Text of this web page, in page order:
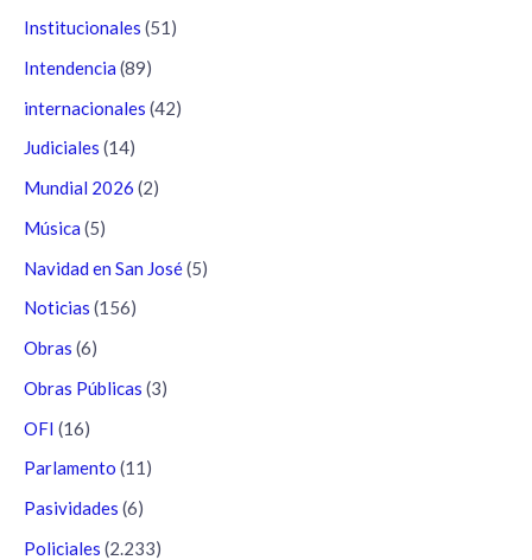
Institucionales (51)
Intendencia (89)
internacionales (42)
Judiciales (14)
Mundial 2026 (2)
Música (5)
Navidad en San José(5)
Noticias (156)
Obras (6)
Obras Públicas (3)
OFI (16)
Parlamento (11)
Pasividades (6)
Policiales (2.233)